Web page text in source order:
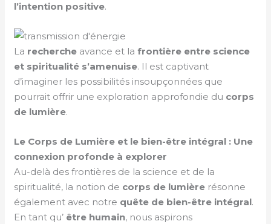
l’intention positive.
La recherche avance et lafrontière entre science
et spiritualité s’amenuise. Il est captivant
d’imaginer les possibilités insoupçonnées que
pourrait offrir une exploration approfondie du corps
de lumière.
Le Corps de Lumière et le bien-être intégral : Une
connexion profonde à explorer
Au-delà des frontières de la science et de la
spiritualité, la notion de corps de lumière résonne
également avec notre quête de bien-être intégral.
En tant qu’ être humain, nous aspirons